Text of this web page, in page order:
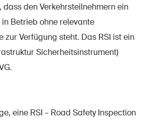
dass den Verkehrsteilnehmern ein
Betrieb ohne relevante
zur Verfügung steht. Das RSI ist ein
Sicherheitsinstrument)
eine RSI – Road Safety Inspection